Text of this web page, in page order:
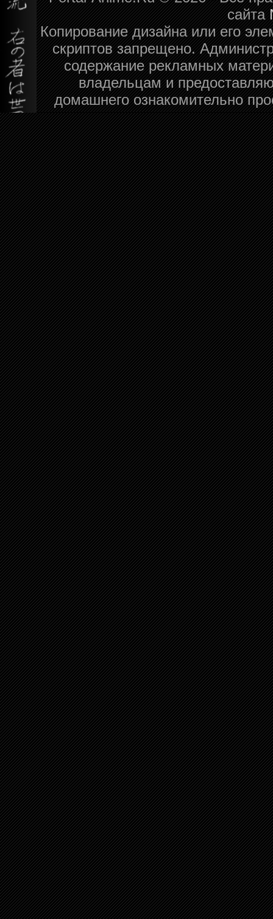
сайта
Копирование дизайна или его
скриптов запрещено.
содержание рекламных
владельцам и
домашнего ознакомительно